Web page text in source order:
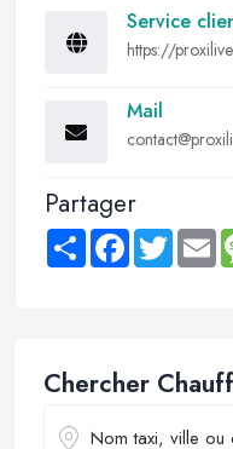
Service
https://
Mail
Partager
Share FacebookTwitter
Chercher